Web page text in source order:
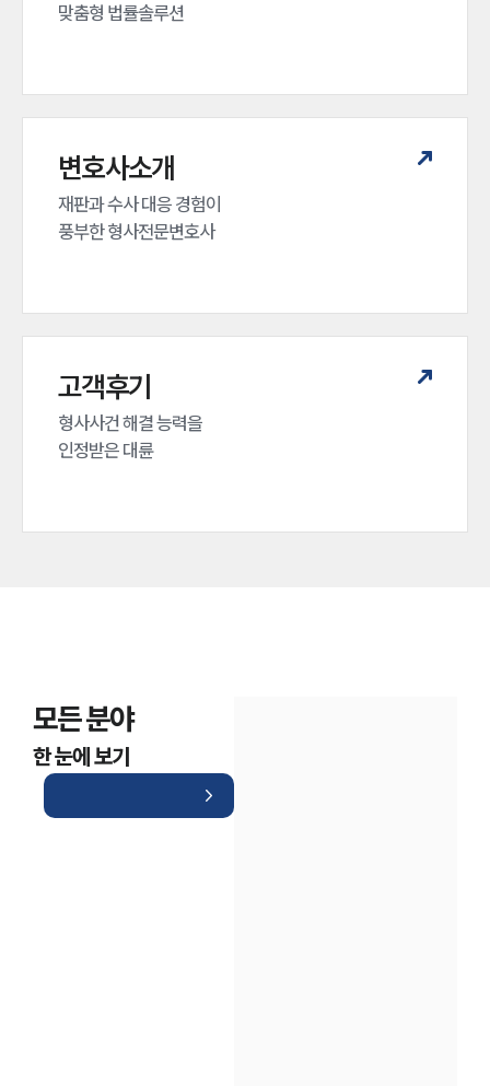
맞춤형 법률솔루션
변호사소개
재판과 수사 대응 경험이
풍부한 형사전문변호사
고객후기
형사사건 해결 능력을
인정받은 대륜
모든 분야
한 눈에 보기